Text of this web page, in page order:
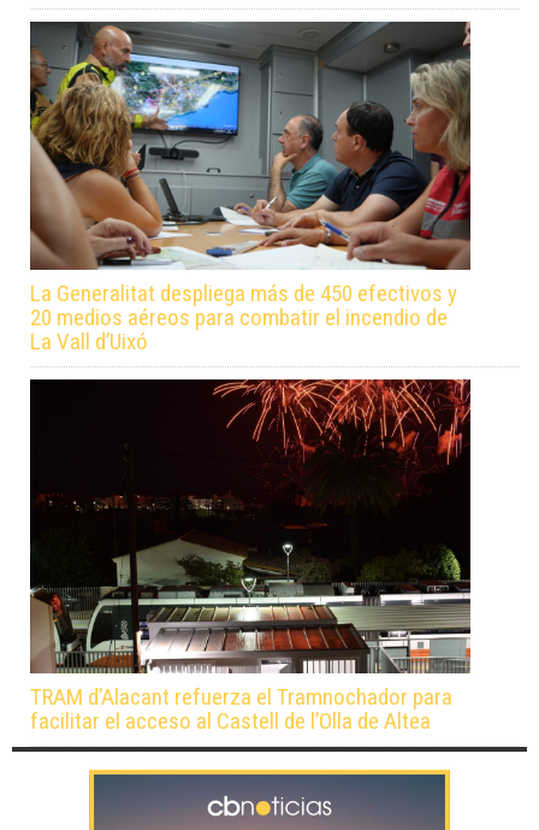
La Generalitat despliega más de 450 efectivos y
20 medios aéreos para combatir el incendio de
La Vall d’Uixó
TRAM d’Alacant refuerza el Tramnochador para
facilitar el acceso al Castell de l’Olla de Altea